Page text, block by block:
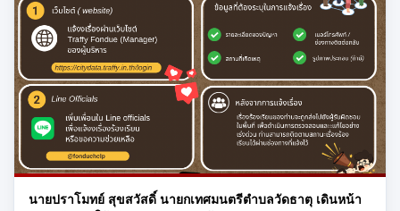
นายปราโมทย์ สุขสวัสดิ์ นายกเทศมนตรีตำบลวัดธาตุ เดินหน้า